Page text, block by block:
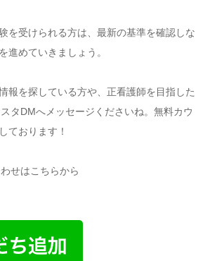
を受けられる方は、最新の基準を確認しな
進めていきましょう。
報を探している方や、正看護師を目指した
タDMへメッセージくださいね。無料カウ
ております！
せはこちらから